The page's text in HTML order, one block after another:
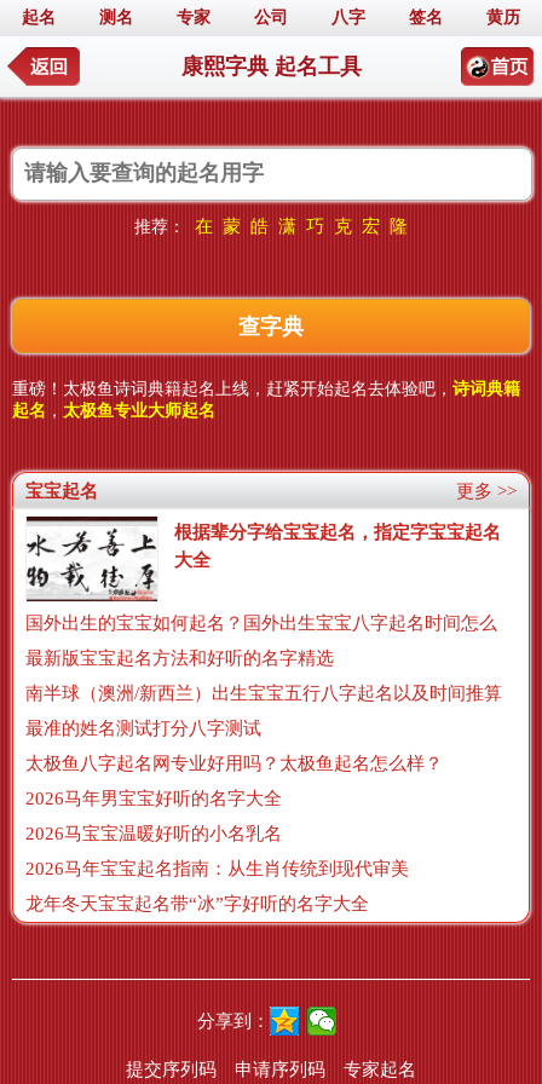
起名 测名 专家 公司 八字 签名 黄历
康熙字典 起名工具
推荐： 在 蒙 皓 潇 巧 克 宏 隆
重磅！太极鱼诗词典籍起名上线，赶紧开始起名去体验吧， 诗词典籍
起名 ， 太极鱼专业大师起名
更多 >>
宝宝起名
根据辈分字给宝宝起名，指定字宝宝起名
大全
最新版宝宝起名方法和好听的名字精选
南半球（澳洲/新西兰）出生宝宝五行八字起名以及时间推算
最准的姓名测试打分八字测试
太极鱼八字起名网专业好用吗？太极鱼起名怎么样？
2026马年男宝宝好听的名字大全
2026马宝宝温暖好听的小名乳名
2026马年宝宝起名指南：从生肖传统到现代审美
龙年冬天宝宝起名带“冰”字好听的名字大全
分享到：
提交序列码 申请序列码 专家起名